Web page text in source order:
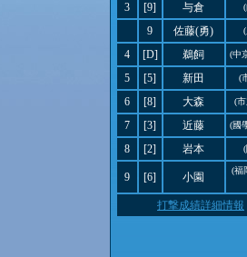
3 [9] 与倉
9 佐藤(勇)
4 [D] 鵜飼 (中
5 [5] 新田 (
6 [8] 大森 (
7 [3] 近藤 (國
8 [2] 岩本
9 [6] 小園
(福
打撃成績詳細情報